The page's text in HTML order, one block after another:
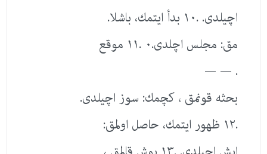
اچیلدی. .١٠ بدأ ایتمك، باشلا.
مق: مجلس اچلدی.٠ .١١ موقع
. — —
بحثه قونمق ، كچمك: سوز اچیلدی.
.١٢ ظهور ایتمك، حاصل اولمق: